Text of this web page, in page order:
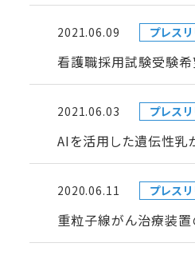
2021.06.09 プレス
看護職採用試験受験
2021.06.03 プレス
AIを活用した遺伝性乳
2020.06.11 プレス
重粒子線がん治療装